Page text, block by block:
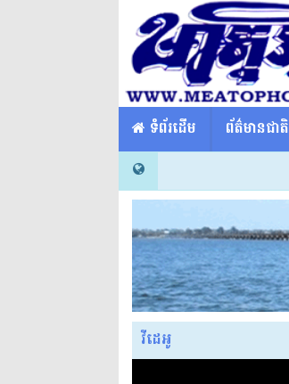
​​ ទំព័រដើម ព័ត៌មានជាតិ
វីដេអូ